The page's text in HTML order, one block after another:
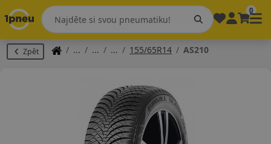
0
Zpět 155/65R14 AS210